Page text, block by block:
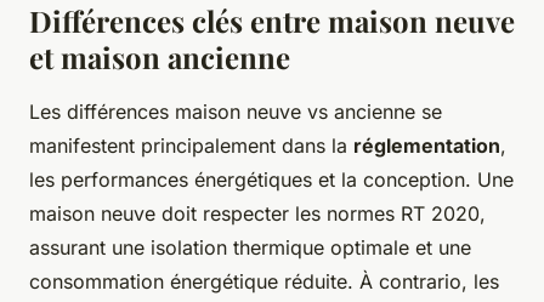
Différences clés entre maison neuve
et maison ancienne
Les différences maison neuve vs ancienne se
manifestent principalement dans la réglementation,
les performances énergétiques et la conception. Une
maison neuve doit respecter les normes RT 2020,
assurant une isolation thermique optimale et une
consommation énergétique réduite. À contrario, les